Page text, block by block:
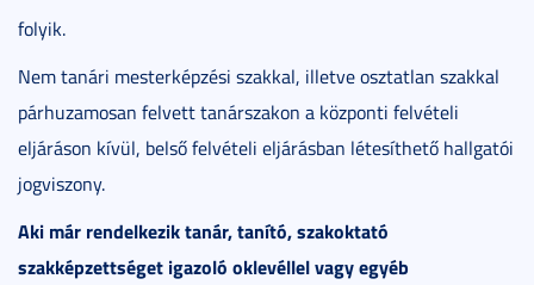
folyik.
Nem tanári mesterképzési szakkal, illetve osztatlan szakkal
párhuzamosan felvett tanárszakon a központi felvételi
eljáráson kívül, belső felvételi eljárásban létesíthető hallgatói
jogviszony.
Aki már rendelkezik tanár, tanító, szakoktató
szakképzettséget igazoló oklevéllel vagy egyéb